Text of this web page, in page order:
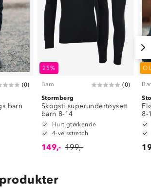
(0)
barn
25%
Barn (0)
Stormberg
Skogsti superundertøysett
barn 8-14
Hurtigtørkende
4-veisstretch
149,- 199,-
8-